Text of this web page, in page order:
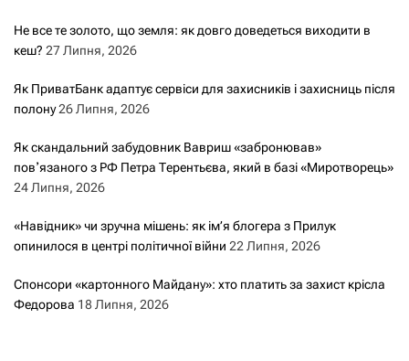
Не все те золото, що земля: як довго доведеться виходити в
кеш? 27 Липня, 2026
Як ПриватБанк адаптує сервіси для захисників і захисниць після
полону26 Липня, 2026
Як скандальний забудовник Вавриш «забронював»
повʼязаного з РФ Петра Терентьєва, який в базі «Миротворець»
24 Липня, 2026
«Навідник» чи зручна мішень: як ім’я блогера з Прилук
опинилося в центрі політичної війни 22 Липня, 2026
Спонсори «картонного Майдану»: хто платить за захист крісла
Федорова 18 Липня, 2026